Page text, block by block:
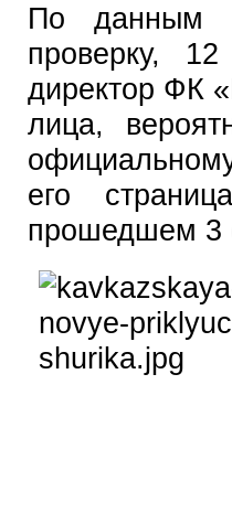
По данным
проверку,
директор ФК
лица,
его
прошедшем 3